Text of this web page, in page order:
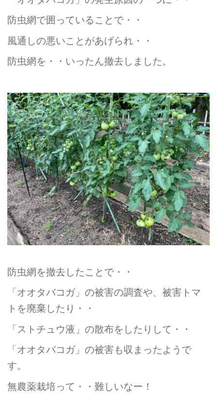
防虫網で囲っていることで・・
風通しの悪いことがあげられ・・
防虫網を・・いったん撤去しました。
防虫網を撤去したことで・・
「オオタバコガ」の被害の調査や、被害トマ
トを廃棄したり・・
「ストチュウ液」の散布をしたりして・・
「オオタバコガ」の被害も収まったようで
す。
無農薬栽培って・・難しいなー！